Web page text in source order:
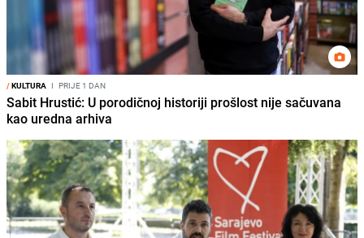
/KULTURA I PRIJE 1 DAN
Sabit Hrustić: U porodičnoj historiji prošlost nije sačuvana
kao uredna arhiva